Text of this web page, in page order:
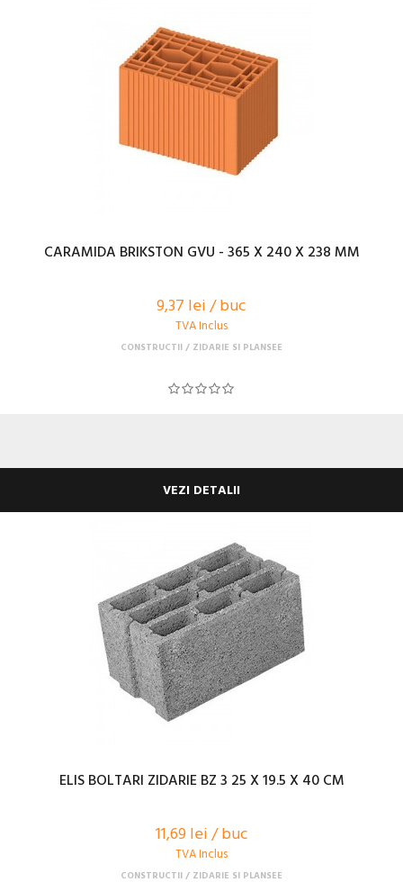
CARAMIDA BRIKSTON GVU - 365 X 240 X 238 MM
9,37 lei / buc
TVA Inclus
CONSTRUCTII ZIDARIE SI PLANSEE
VEZI DETALII
ELIS BOLTARI ZIDARIE BZ 3 25 X 19.5 X 40 CM
11,69 lei / buc
TVA Inclus
CONSTRUCTII ZIDARIE SI PLANSEE